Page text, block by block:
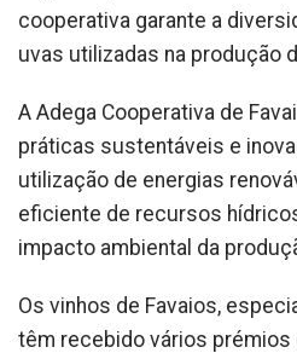
cooperativa garante a
uvas utilizadas na produção
A Adega Cooperativa de
práticas sustentáveis e
utilização de energias
eficiente de recursos
impacto ambiental da
Os vinhos de Favaios,
têm recebido vários